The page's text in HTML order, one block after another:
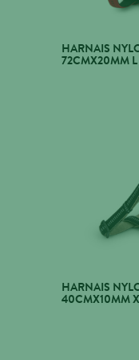
HARNAIS
72CMX20MM L
HARNAIS
40CMX10MM